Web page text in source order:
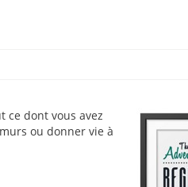
ce dont vous avez
ou donner vie à